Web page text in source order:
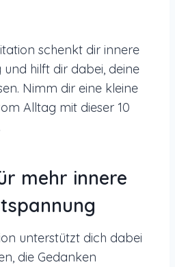
schenkt dir innere
und hilft dir dabei, deine
Nimm dir eine kleine
Alltag mit dieser 10
mehr innere
unterstützt dich dabei
die Gedanken